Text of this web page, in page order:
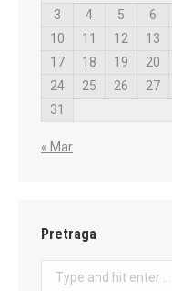
3
4 5 6
10
11 12 13
17
18 19 20
24
25 26 27
31
« Mar
Pretraga
Search: